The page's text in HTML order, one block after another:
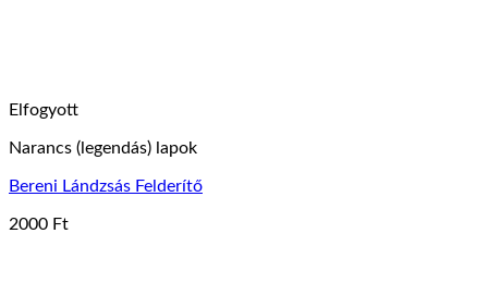
Elfogyott
Narancs (legendás) lapok
Bereni Lándzsás Felderítő
2000 Ft